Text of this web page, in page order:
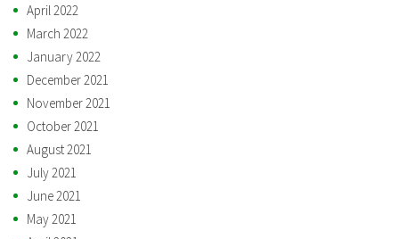
April 2022
March 2022
January 2022
December 2021
November 2021
October 2021
August 2021
July 2021
June 2021
May 2021